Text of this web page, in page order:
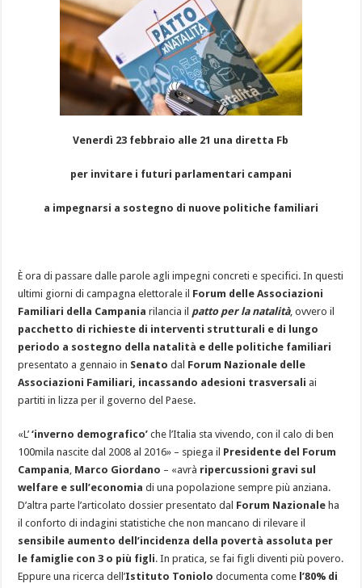
Venerdì 23 febbraio alle 21 una diretta Fb
per invitare i futuri parlamentari campani
a impegnarsi a sostegno di nuove politiche familiari
È ora di passare dalle parole agli impegni concreti e specifici. In questi
ultimi giorni di campagna elettorale il Forum delle Associazioni
Familiari della Campania rilancia il patto per la natalità, ovvero il
pacchetto di richieste di interventi strutturali e di lungo
periodo a sostegno della natalità e delle politiche familiari
presentato a gennaio in Senato dal Forum Nazionale delle
Associazioni Familiari, incassando adesioni trasversali ai
partiti in lizza per il governo del Paese.
«L’‘inverno demografico’ che l’Italia sta vivendo, con il calo di ben
100mila nascite dal 2008 al 2016» – spiega il Presidente del Forum
Campania Marco Giordano – «avrà ripercussioni gravi sul
welfare e sull’economia di una popolazione sempre più anziana.
D’altra parte l’articolato dossier presentato dal Forum Nazionale ha
il conforto di indagini statistiche che non mancano di rilevare il
sensibile aumento dell’incidenza della povertà assoluta per
le famiglie con 3 o più figli. In pratica, se fai figli diventi più povero.
Eppure una ricerca dell’Istituto Toniolodocumenta come l’80% di